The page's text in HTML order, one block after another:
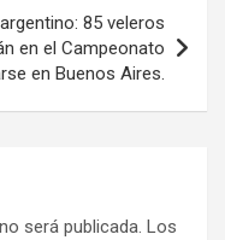
85 veleros
en el Campeonato
en Buenos Aires.
será publicada. Los